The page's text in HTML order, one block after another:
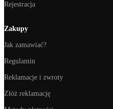
Rejestracja
Zakupy
Jak zamawiać?
Regulamin
Reklamacje i zwroty
Złóż reklamację